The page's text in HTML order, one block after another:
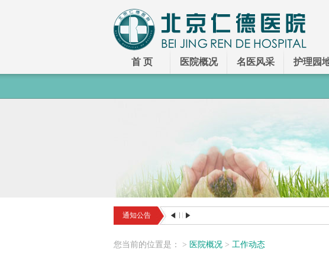
首 页 医院概况 名医风采 护理园
通知公告
您当前的位置是 ： > 医院概况 > 工作动态